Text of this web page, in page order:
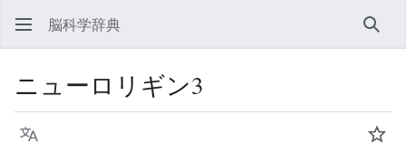
脳科学辞典 検索
ニューロリギン3
言語
ウ